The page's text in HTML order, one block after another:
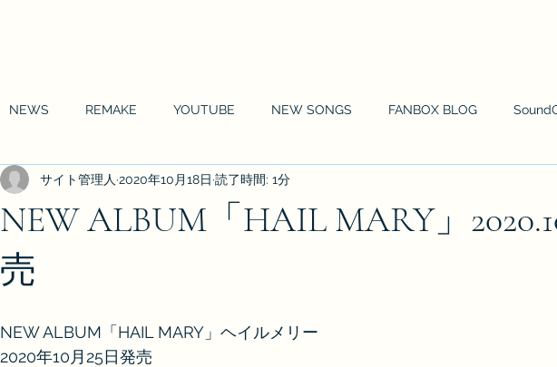
NEWS REMAKE YOUTUBE NEW SONGS FANBOX BLOG
NEW ALBUM「HAIL MARY」
売
サイト管理人 2020年10月18日 読了時間: 1分
NEW ALBUM「HAIL MARY」ヘイルメリー
2020年10月25日発売